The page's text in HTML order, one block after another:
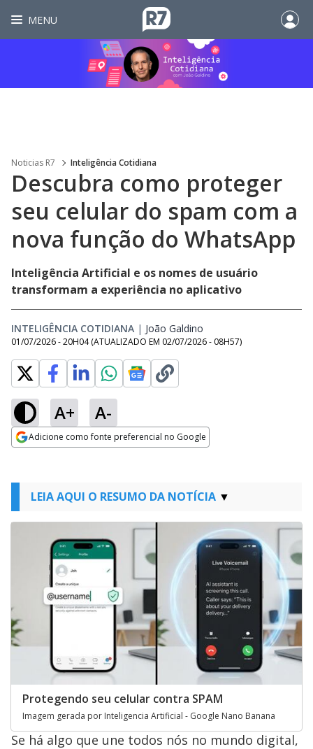
MENU
Noticias R7 Inteligência Cotidiana
Descubra como proteger
seu celular do spam com a
nova função do WhatsApp
Inteligência Artificial e os nomes de usuário
transformam a experiência no aplicativo
INTELIGÊNCIA COTIDIANA | João Galdino
01/07/2026 - 20H04 (ATUALIZADO EM 02/07/2026 - 08H57)
A+ A-
Adicione como fonte preferencial no Google
LEIA AQUI O RESUMO DA NOTÍCIA
Protegendo seu celular contra SPAM
Imagem gerada por Inteligencia Artificial - Google Nano Banana
Se há algo que une todos nós no mundo digital,